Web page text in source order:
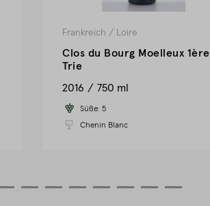
Frankreich / Loire
Clos du Bourg Moelleux 1ère
Trie
2016
750 ml
Süße: 5
Chenin Blanc